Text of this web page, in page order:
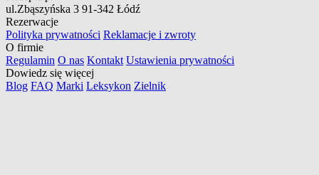
ul.Zbąszyńska 3 91-342 Łódź
Rezerwacje
Polityka prywatności Reklamacje i zwroty
O firmie
Regulamin O nas Kontakt Ustawienia prywatności
Dowiedz się więcej
Blog FAQ Marki Leksykon Zielnik